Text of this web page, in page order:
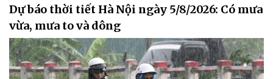
Dự báo thời tiết Hà Nội ngày 5/8/2026: Có mưa
vừa, mưa to và dông